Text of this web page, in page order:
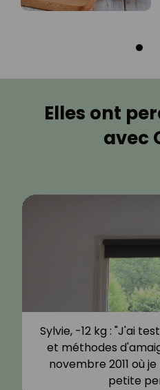
Elles ont
avec
Sylvie, -12 kg : "J'ai
et méthodes
novembre 2011 où je
petite